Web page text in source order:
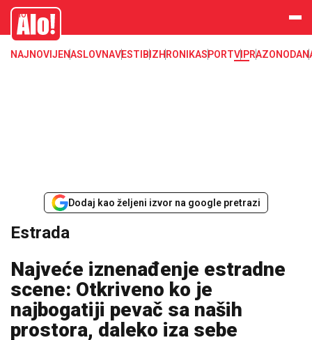
Estrada, poznati, VIP
Alo
NAJNOVIJENASLOVNAVESTI BIZHRONIKASPORTVIPRAZONODA
Dodaj kao željeni izvor na google pretrazi
Estrada
Najveće iznenađenje estradne
scene: Otkriveno ko je
najbogatiji pevač sa naših
prostora, daleko iza sebe